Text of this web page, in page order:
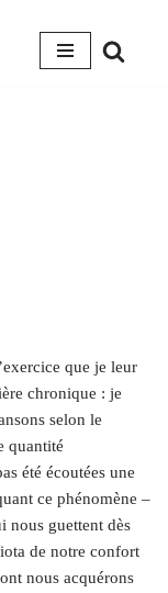
que je leur
chronique : je
selon le
quantité
été écoutées une
ce phénomène –
nous guettent dès
de notre confort
nous acquérons